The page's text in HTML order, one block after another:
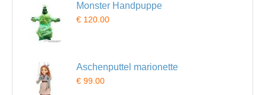
Monster Handpuppe
€ 120.00
Aschenputtel marionette
€ 99.00